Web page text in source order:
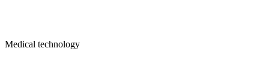
Medical technology